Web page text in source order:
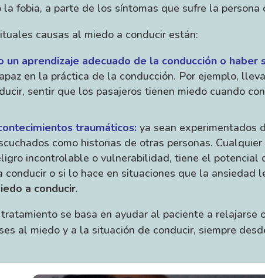
la fobia, a parte de los síntomas que sufre la
causas al miedo a conducir están:
un aprendizaje adecuado de la conducción o
en la práctica de la conducción. Por ejemplo,
sentir que los pasajeros tienen miedo cuando
traumáticos: ya sean experimentados
como historias de otras personas.
incontrolable o vulnerabilidad, tiene el potencial
conducir o si lo hace en situaciones que la ansiedad
a conducir.
se basa en ayudar al paciente a relajarse
al miedo y a la situación de conducir, siempre